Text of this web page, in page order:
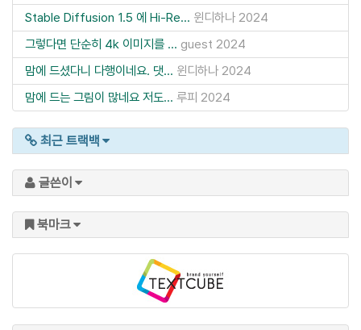
Stable Diffusion 1.5 에 Hi-Re... 윈디하나 2024
그렇다면 단순히 4k 이미지를 ... guest 2024
맘에 드셨다니 다행이네요. 댓... 윈디하나 2024
맘에 드는 그림이 많네요 저도... 루피 2024
최근 트랙백
글쓴이
북마크